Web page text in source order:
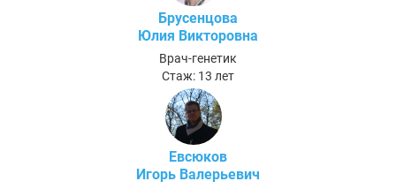
Брусенцова
Юлия Викторовна
Врач-генетик
Стаж: 13 лет
Евсюков
Игорь Валерьевич